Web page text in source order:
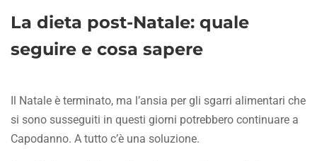
La dieta post-Natale: quale
seguire e cosa sapere
Il Natale è terminato, ma l’ansia per gli sgarri alimentari che
si sono susseguiti in questi giorni potrebbero continuare a
Capodanno. A tutto c’è una soluzione.